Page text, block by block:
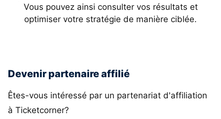
Vous pouvez ainsi consulter vos résultats et
optimiser votre stratégie de manière ciblée.
Devenir partenaire affilié
Êtes-vous intéressé par un partenariat d'affiliation
à Ticketcorner?